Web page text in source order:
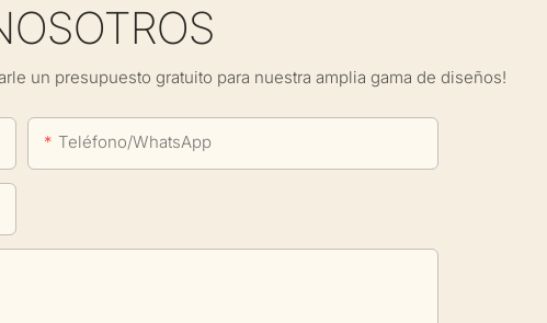
un presupuesto gratuito para nuestra amplia gama de diseños!
Teléfono/WhatsApp